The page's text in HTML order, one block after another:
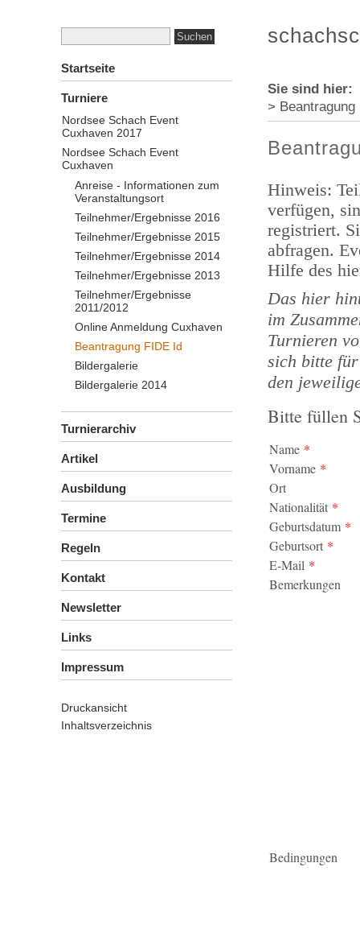
Startseite
Turniere
Nordsee Schach Event
Cuxhaven 2017
Nordsee Schach Event
Cuxhaven
Anreise - Informationen zum
Veranstaltungsort
Teilnehmer/Ergebnisse 2016
Teilnehmer/Ergebnisse 2015
Teilnehmer/Ergebnisse 2014
Teilnehmer/Ergebnisse 2013
Teilnehmer/Ergebnisse
2011/2012
Online Anmeldung Cuxhaven
Beantragung FIDE Id
Bildergalerie
Bildergalerie 2014
Turnierarchiv
Artikel
Ausbildung
Termine
Regeln
Kontakt
Newsletter
Links
Impressum
Druckansicht
Inhaltsverzeichnis
Sie sind
> Beantragung
Hinweis:
verfügen,
registriert.
abfragen.
Hilfe des
Das hier
im
Turnieren
sich bitte
den
Bitte füllen
Name *
Vorname *
Ort
Nationalität *
Geburtsdatum *
Geburtsort *
E-Mail *
Bemerkungen
Bedingungen